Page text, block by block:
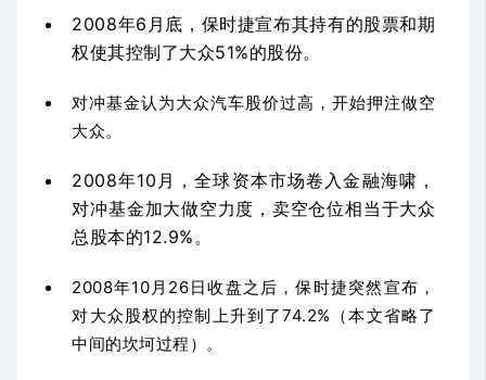
2008年6月底，保时捷宣布其持有的股票和期
权使其控制了大众51%的股份。
对冲基金认为大众汽车股价过高，开始押注做空
大众。
2008年10月，全球资本市场卷入金融海啸，
对冲基金加大做空力度，卖空仓位相当于大众
总股本的12.9%。
2008年10月26日收盘之后，保时捷突然宣布，
对大众股权的控制上升到了74.2%（本文省略了
中间的坎坷过程）。